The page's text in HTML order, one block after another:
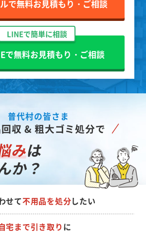
で無料お見積もり・ご相談
LINEで簡単に相談
で無料お見積もり・ご相談
普代村の皆さま
収 & 粗大ゴミ処分で
みは
か？
せて不用品を処分したい
宅まで引き取り に